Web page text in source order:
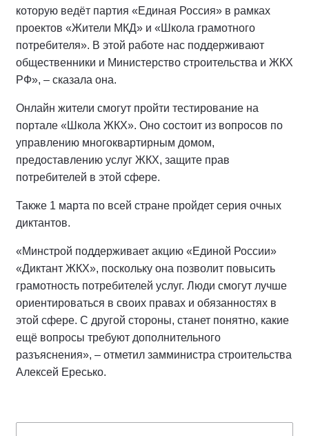
которую ведёт партия «Единая Россия» в рамках
проектов «Жители МКД» и «Школа грамотного
потребителя». В этой работе нас поддерживают
общественники и Министерство строительства и ЖКХ
РФ», – сказала она.
Онлайн жители смогут пройти тестирование на
портале «Школа ЖКХ». Оно состоит из вопросов по
управлению многоквартирным домом,
предоставлению услуг ЖКХ, защите прав
потребителей в этой сфере.
Также 1 марта по всей стране пройдет серия очных
диктантов.
«Минстрой поддерживает акцию «Единой России»
«Диктант ЖКХ», поскольку она позволит повысить
грамотность потребителей услуг. Люди смогут лучше
ориентироваться в своих правах и обязанностях в
этой сфере. С другой стороны, станет понятно, какие
ещё вопросы требуют дополнительного
разъяснения», – отметил замминистра строительства
Алексей Ересько.